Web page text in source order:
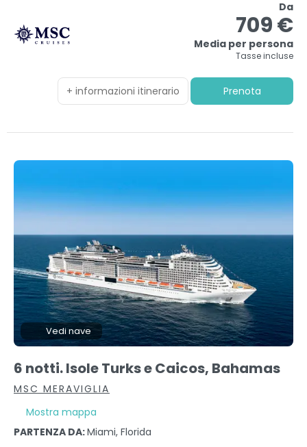
Da
709 €
Media per persona
Tasse incluse
+ informazioni itinerario Prenota
Vedi nave
6 notti. Isole Turks e Caicos, Bahamas
MSC MERAVIGLIA
Mostra mappa
PARTENZA DA:Miami, Florida